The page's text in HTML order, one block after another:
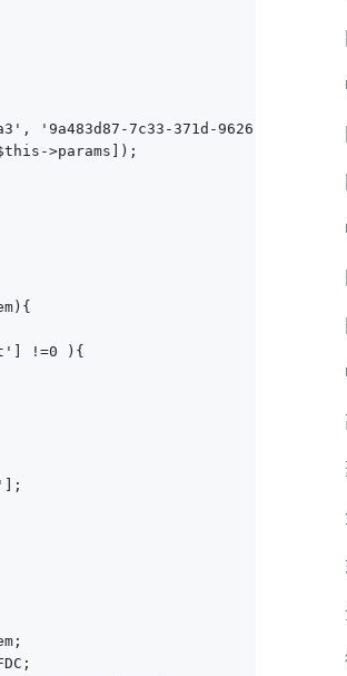
'9a483d87-7c33-371d-9626-
>params]);
!=0 ){